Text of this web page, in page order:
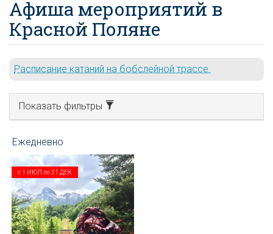
Афиша мероприятий в
Красной Поляне
Расписание катаний на бобслейной трассе.
Показать фильтры
с 1 ИЮЛ по31 ДЕК